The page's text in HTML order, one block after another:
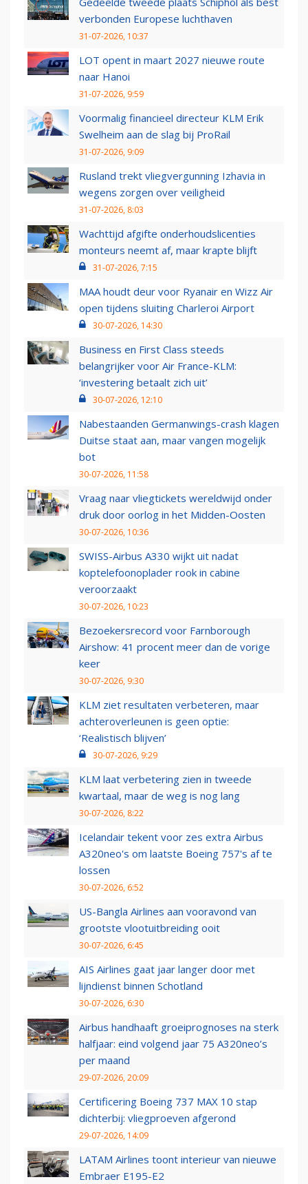
verbonden Europese luchthaven
31-07-2026, 10:37
LOT opent in maart 2027 nieuwe route
naar Hanoi
31-07-2026, 9:59
Voormalig financieel directeur KLM Erik
Swelheim aan de slag bij ProRail
31-07-2026, 9:09
Rusland trekt vliegvergunning Izhavia in
wegens zorgen over veiligheid
31-07-2026, 8:03
Wachttijd afgifte onderhoudslicenties
monteurs neemt af, maar krapte blijft
31-07-2026, 7:15
MAA houdt deur voor Ryanair en Wizz Air
open tijdens sluiting Charleroi Airport
30-07-2026, 14:30
Business en First Class steeds
belangrijker voor Air France-KLM:
‘investering betaalt zich uit’
30-07-2026, 12:10
Nabestaanden Germanwings-crash klagen
Duitse staat aan, maar vangen mogelijk
bot
30-07-2026, 11:58
Vraag naar vliegtickets wereldwijd onder
druk door oorlog in het Midden-Oosten
30-07-2026, 10:36
SWISS-Airbus A330 wijkt uit nadat
koptelefoonoplader rook in cabine
veroorzaakt
30-07-2026, 10:23
Bezoekersrecord voor Farnborough
Airshow: 41 procent meer dan de vorige
keer
30-07-2026, 9:30
KLM ziet resultaten verbeteren, maar
achteroverleunen is geen optie:
‘Realistisch blijven’
30-07-2026, 9:29
KLM laat verbetering zien in tweede
kwartaal, maar de weg is nog lang
30-07-2026, 8:22
Icelandair tekent voor zes extra Airbus
A320neo's om laatste Boeing 757's af te
lossen
30-07-2026, 6:52
US-Bangla Airlines aan vooravond van
grootste vlootuitbreiding ooit
30-07-2026, 6:45
AIS Airlines gaat jaar langer door met
lijndienst binnen Schotland
30-07-2026, 6:30
Airbus handhaaft groeiprognoses na sterk
halfjaar: eind volgend jaar 75 A320neo’s
per maand
29-07-2026, 20:09
Certificering Boeing 737 MAX 10 stap
dichterbij: vliegproeven afgerond
29-07-2026, 14:09
LATAM Airlines toont interieur van nieuwe
Embraer E195-E2